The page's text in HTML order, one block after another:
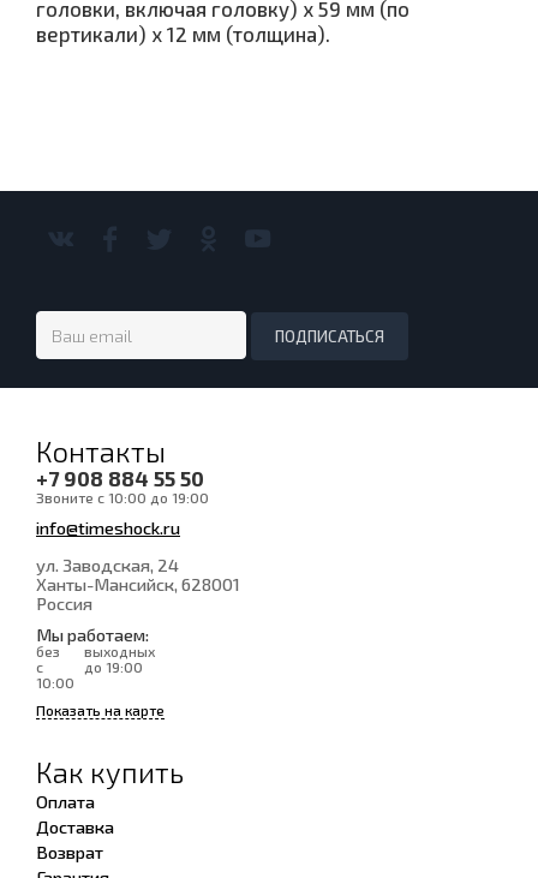
головки, включая головку) х 59 мм (по
вертикали) x 12 мм (толщина).
Контакты
+7 908 884 55 50
Звоните с 10:00 до 19:00
info@timeshock.ru
ул. Заводская, 24
Ханты-Мансийск, 628001
Россия
Мы работаем:
без
выходных
с
10:00
до 19:00
Показать на карте
Как купить
Оплата
Доставка
Возврат